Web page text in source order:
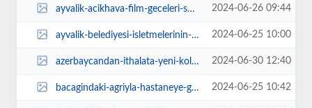
ayvalik-acikhava-film-geceleri-sona-erdi-Ij2SlDQ2.jpg 2024-06-26 09:44
ayvalik-belediyesi-isletmelerinin-bu-yil-da-kazandigi-mavi-bayraklar-duzenlen... 2024-06-25 10:00
azerbaycandan-ithalata-yeni-kolayliklar-wt1MLsLH.jpg 2024-06-30 12:40
bacagindaki-agriyla-hastaneye-gitti-sah-damarinin-yuzde-95-tikali-oldugunu-og... 2024-06-25 10:42